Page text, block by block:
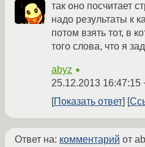
так оно посчитает
надо результаты к
потом взять тот, в
того слова, что я
abyz ★
25.12.2013 16:47:15
Показать ответ
Ответ на: комментарий от